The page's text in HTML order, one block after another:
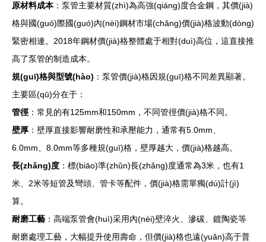
原材料成本：泵管主要材質(zhì)為高強(qiáng)度合金鋼，其價(jià)
格與國(guó)際國(guó)內(nèi)鋼材市場(chǎng)價(jià)格波動(dòng)
緊密相連。2018年鋼材價(jià)格整體處于相對(duì)高位，這直接推
高了泵管的制造成本。
規(guī)格與型號(hào) ：泵管價(jià)格因規(guī)格不同差異顯著。
主要區(qū)分在于：
管徑 ：常見的有125mm和150mm，不同管徑價(jià)格不同。
壁厚 ：壁厚直接影響耐磨性和承壓能力，通常有5.0mm、
6.0mm、8.0mm等多種規(guī)格，壁厚越大，價(jià)格越高。
長(zhǎng)度 ：標(biāo)準(zhǔn)長(zhǎng)度通常為3米，也有1
米、2米等短管及彎頭、管卡等配件，價(jià)格需單獨(dú)計(jì)
算。
耐磨工藝 ：高端泵管會(huì)采用內(nèi)壁淬火、滲碳、鍍陶瓷等
耐磨處理工藝，大幅提升使用壽命，但價(jià)格也遠(yuǎn)高于普